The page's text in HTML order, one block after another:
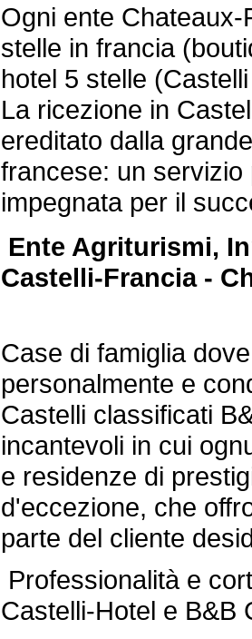
Ogni ente
stelle in francia
hotel 5 stelle
La ricezione in
ereditato dalla
francese: un
impegnata per il
Ente Agriturismi,
Castelli-Francia -
Case di famiglia
personalmente e
Castelli classificati
incantevoli in cui
e residenze di
d'eccezione, che
parte del cliente
Professionalità e
Castelli-Hotel e B&B